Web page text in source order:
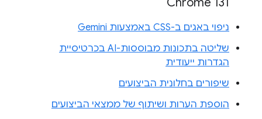
ניפוי באגים ב-CSS באמצעות Gemini
שליטה בתכונות מבוססות-AI בכרטיסיית
הגדרות ייעודית
שיפורים בחלונית הביצועים
הוספת הערות ושיתוף של ממצאי הביצועים